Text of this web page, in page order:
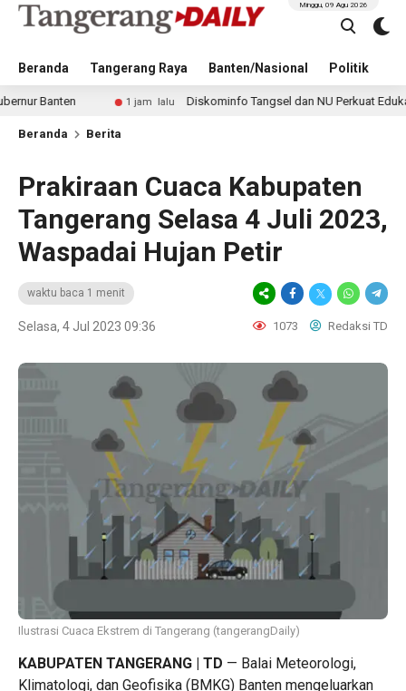
Beranda Tangerang Raya Banten/Nasional Politik
Minggu, 09 Agu 2026
1 jam lalu Diskominfo Tangsel dan NU Perkuat Edukasi
Beranda Berita
Prakiraan Cuaca Kabupaten
Tangerang Selasa 4 Juli 2023,
Waspadai Hujan Petir
waktu baca 1 menit
Selasa, 4 Jul 2023 09:36 1073 Redaksi TD
Ilustrasi Cuaca Ekstrem di Tangerang (tangerangDaily)
KABUPATEN TANGERANG | TD — Balai Meteorologi,
Klimatologi, dan Geofisika (BMKG) Banten mengeluarkan